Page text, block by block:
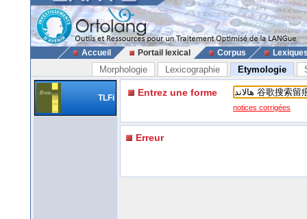
Accueil Portail lexical Corpus
Morphologie Lexicographie Etymologie
TLFi Entrez une forme
notices corrigées
Erreur